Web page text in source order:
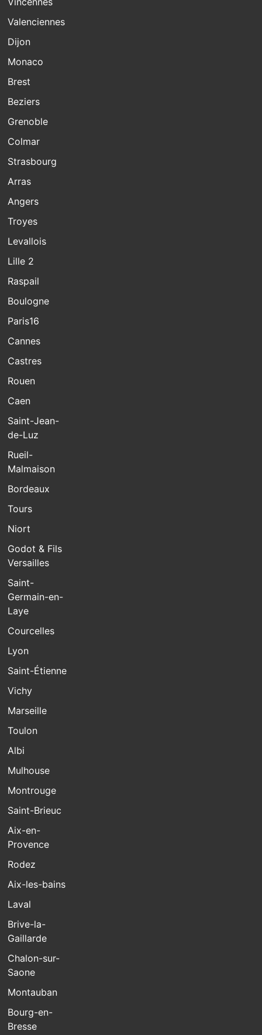
Valenciennes
Dijon
Monaco
Brest
Beziers
Grenoble
Colmar
Strasbourg
Arras
Angers
Troyes
Levallois
Lille 2
Raspail
Boulogne
Paris16
Cannes
Castres
Rouen
Caen
Saint-Jean-
de-Luz
Rueil-
Malmaison
Bordeaux
Tours
Niort
Godot & Fils
Versailles
Saint-
Germain-en-
Laye
Courcelles
Lyon
Saint-Étienne
Vichy
Marseille
Toulon
Albi
Mulhouse
Montrouge
Saint-Brieuc
Aix-en-
Provence
Rodez
Aix-les-bains
Laval
Brive-la-
Gaillarde
Chalon-sur-
Saone
Montauban
Bourg-en-
Bresse